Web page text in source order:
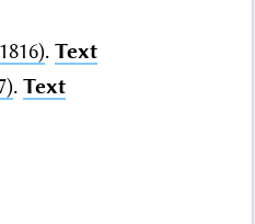
. Text
. Text